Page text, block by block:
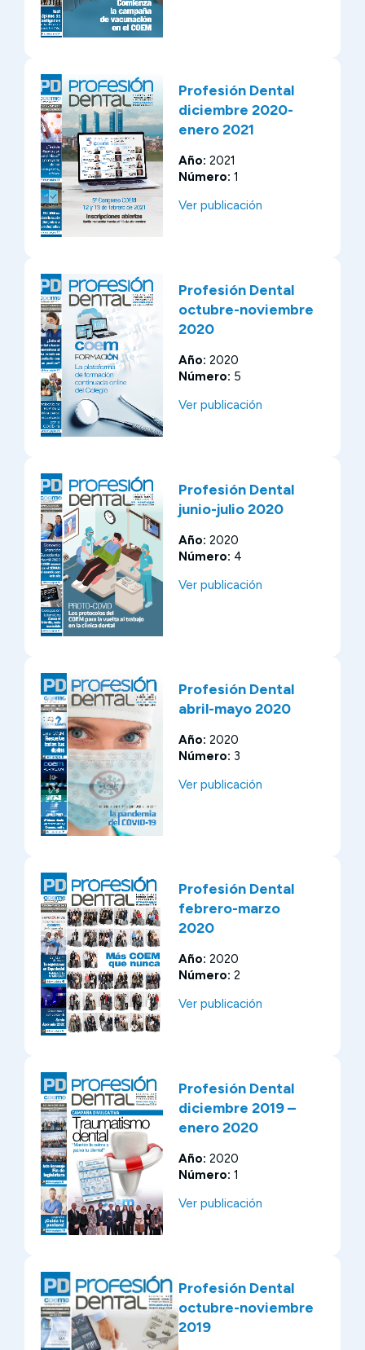
Profesión Dental
diciembre 2020-
enero 2021
Año: 2021
Número: 1
Ver publicación
Profesión Dental
octubre-noviembre
2020
Año: 2020
Número: 5
Ver publicación
Profesión Dental
junio-julio 2020
Año: 2020
Número: 4
Ver publicación
Profesión Dental
abril-mayo 2020
Año: 2020
Número: 3
Ver publicación
Profesión Dental
febrero-marzo
2020
Año: 2020
Número: 2
Ver publicación
Profesión Dental
diciembre 2019 –
enero 2020
Año: 2020
Número: 1
Ver publicación
Profesión Dental
octubre-noviembre
2019